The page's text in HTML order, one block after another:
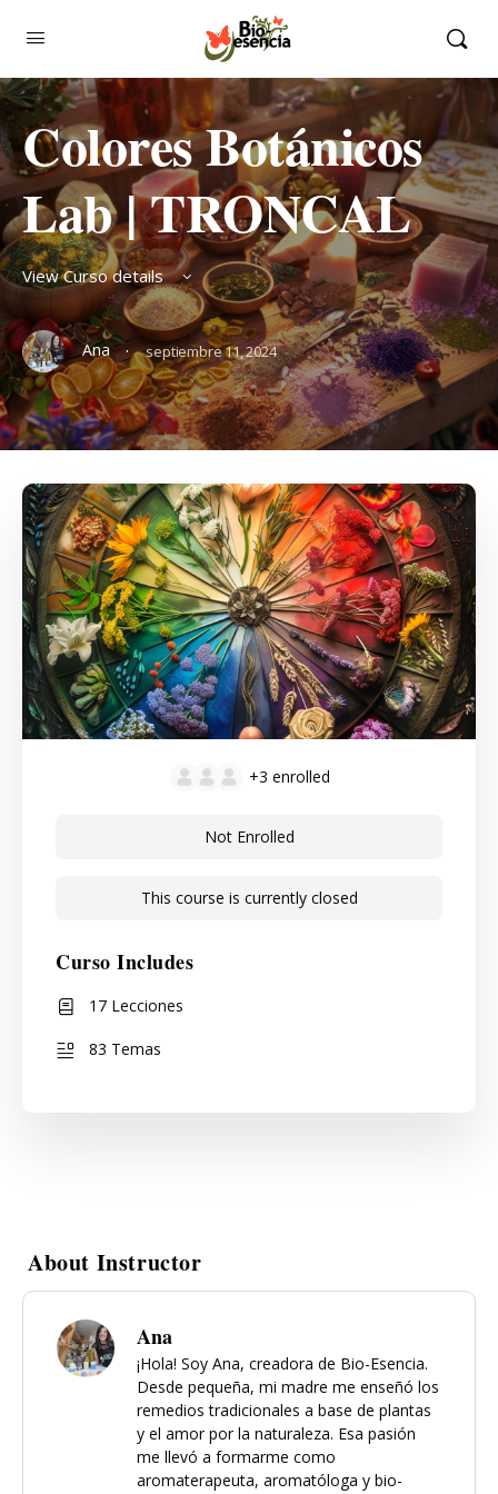
Colores Botánicos
Lab | TRONCAL
View Curso details
Ana · septiembre 11, 2024
About Instructor
Ana
¡Hola! Soy Ana, creadora de Bio-Esencia.
Desde pequeña, mi madre me enseñó los
remedios tradicionales a base de plantas
y el amor por la naturaleza. Esa pasión
me llevó a formarme como
aromaterapeuta, aromatóloga y bio-
+3 enrolled
Not Enrolled
This course is currently closed
Curso Includes
17 Lecciones
83 Temas